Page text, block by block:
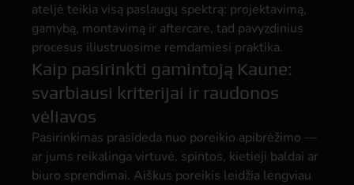
ateljė teikia visą paslaugų spektrą: projektavimą,
gamybą, montavimą ir aftercare, tad pavyzdinius
procesus iliustruosime remdamiesi praktika.
Kaip pasirinkti gamintoją Kaune:
svarbiausi kriterijai ir raudonos
vėliavos
Pasirinkimas prasideda nuo poreikio apibrėžimo —
ar jums reikalinga virtuvė, spintos, kietieji baldai ar
biuro sprendimai. Aiškus poreikis leidžia lengviau